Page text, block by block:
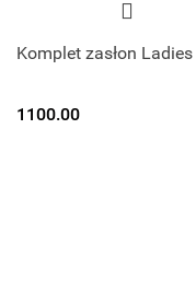
Komplet zasłon Ladies
1100.00